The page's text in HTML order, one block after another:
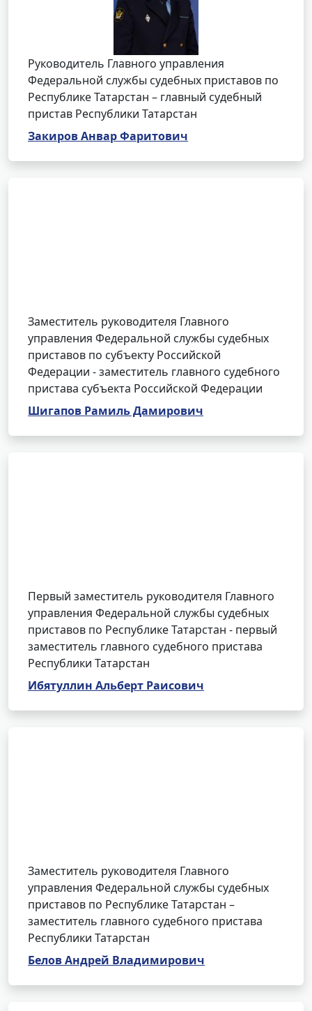
Руководитель Главного управления
Федеральной службы судебных приставов по
Республике Татарстан – главный судебный
пристав Республики Татарстан
Закиров Анвар Фаритович
Заместитель руководителя Главного
управления Федеральной службы судебных
приставов по субъекту Российской
Федерации - заместитель главного судебного
пристава субъекта Российской Федерации
Шигапов Рамиль Дамирович
Первый заместитель руководителя Главного
управления Федеральной службы судебных
приставов по Республике Татарстан - первый
заместитель главного судебного пристава
Республики Татарстан
Ибятуллин Альберт Раисович
Заместитель руководителя Главного
управления Федеральной службы судебных
приставов по Республике Татарстан –
заместитель главного судебного пристава
Республики Татарстан
Белов Андрей Владимирович